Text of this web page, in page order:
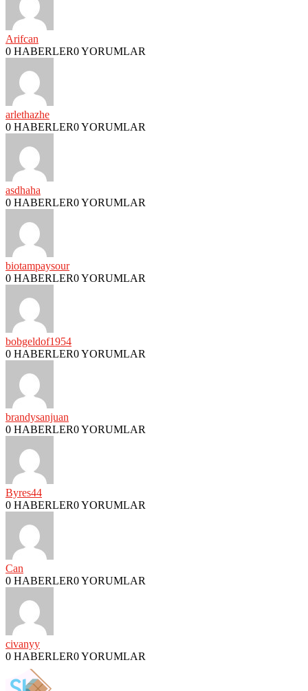
Arifcan
0 HABERLER0 YORUMLAR
arlethazhe
0 HABERLER0 YORUMLAR
asdhaha
0 HABERLER0 YORUMLAR
biotampaysour
0 HABERLER0 YORUMLAR
bobgeldof1954
0 HABERLER0 YORUMLAR
brandysanjuan
0 HABERLER0 YORUMLAR
Byres44
0 HABERLER0 YORUMLAR
Can
0 HABERLER0 YORUMLAR
civanyy
0 HABERLER0 YORUMLAR